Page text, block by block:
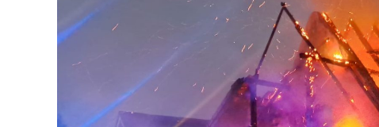
sprawie najważniejsze decyzje. Powstał
Premier Beaty Szydło, a następnie Pana
podziękować Panu Premierowi za to jak
Cieszymy się, że turyści również korzystają
samochodów, które przejechały już